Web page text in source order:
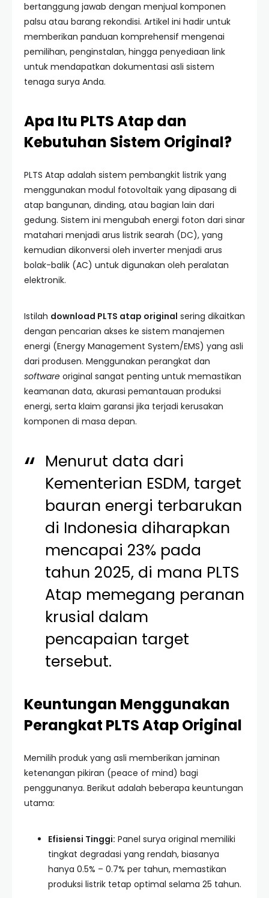
bertanggung jawab dengan menjual komponen
palsu atau barang rekondisi. Artikel ini hadir untuk
memberikan panduan komprehensif mengenai
pemilihan, penginstalan, hingga penyediaan link
untuk mendapatkan dokumentasi asli sistem
tenaga surya Anda.
Apa Itu PLTS Atap dan
Kebutuhan Sistem Original?
PLTS Atap adalah sistem pembangkit listrik yang
menggunakan modul fotovoltaik yang dipasang di
atap bangunan, dinding, atau bagian lain dari
gedung. Sistem ini mengubah energi foton dari sinar
matahari menjadi arus listrik searah (DC), yang
kemudian dikonversi oleh inverter menjadi arus
bolak-balik (AC) untuk digunakan oleh peralatan
elektronik.
Istilah download PLTS atap original sering dikaitkan
dengan pencarian akses ke sistem manajemen
energi (Energy Management System/EMS) yang asli
dari produsen. Menggunakan perangkat dan
software original sangat penting untuk memastikan
keamanan data, akurasi pemantauan produksi
energi, serta klaim garansi jika terjadi kerusakan
komponen di masa depan.
Menurut data dari
Kementerian ESDM, target
bauran energi terbarukan
di Indonesia diharapkan
mencapai 23% pada
tahun 2025, di mana PLTS
Atap memegang peranan
krusial dalam
pencapaian target
tersebut.
Keuntungan Menggunakan
Perangkat PLTS Atap Original
Memilih produk yang asli memberikan jaminan
ketenangan pikiran (peace of mind) bagi
penggunanya. Berikut adalah beberapa keuntungan
utama:
Efisiensi Tinggi: Panel surya original memiliki
tingkat degradasi yang rendah, biasanya
hanya 0.5% – 0.7% per tahun, memastikan
produksi listrik tetap optimal selama 25 tahun.